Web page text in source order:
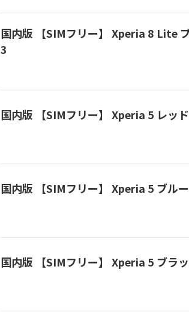
国内版 【SIMフリー】 Xperia 8 Lite
3
国内版 【SIMフリー】 Xperia 5 レッ
国内版 【SIMフリー】 Xperia 5 ブル
国内版 【SIMフリー】 Xperia 5 ブラ